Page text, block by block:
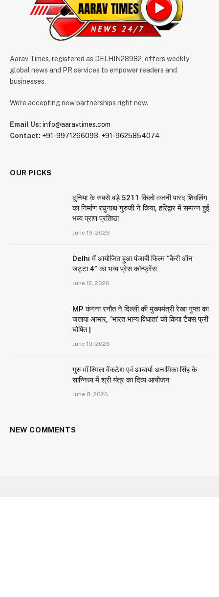
Aarav Times, registered as DELHIN28982, offers weekly
global news and PR services to empower readers and
businesses.
We're accepting new partnerships right now.
Email Us: info@aaravtimes.com
Contact: +91-9971266093 +91-9625854074
OUR PICKS
दुनिया के सबसे बड़े 5211 किलो वजनी पारद शिवलिंग
का निर्माण रघुनाथ गुरुजी ने किया, हरिद्वार में सम्पन्न हुई
भव्य प्राण प्रतिष्ठा
June 19, 2026
Delhi में आयोजित हुआ पंजाबी फिल्म “कैरी ऑन
जट्टा 4” का भव्य प्रेस कॉन्फ्रेंस
June 12, 2026
MP कंगना रनौत ने दिल्ली की मुख्यमंत्री रेखा गुप्ता का
जताया आभार, ‘भारत भाग्य विधाता’ को किया टैक्स फ्री
घोषित |
June 10, 2026
गुरु माँ स्मिता वेंकटेश एवं आचार्या अनामिका सिंह के
सान्निध्य में श्री यंत्र का दिव्य आयोजन
June 8, 2026
NEW COMMENTS